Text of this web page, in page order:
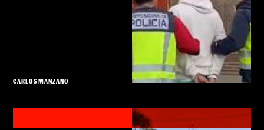
CARLOS MANZANO